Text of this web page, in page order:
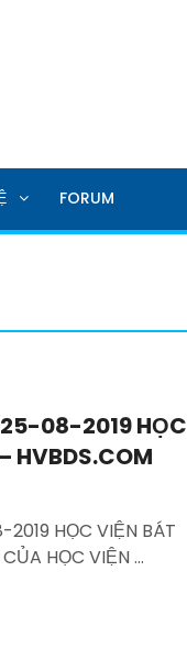
FORUM
25-08-2019 HỌC
HVBDS.COM
2019 HỌC VIỆN BÁT
HỌC VIỆN …